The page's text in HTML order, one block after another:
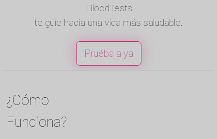
iBloodTests
te guíe hacia una vida más saludable.
Pruébala ya
¿Cómo
Funciona?